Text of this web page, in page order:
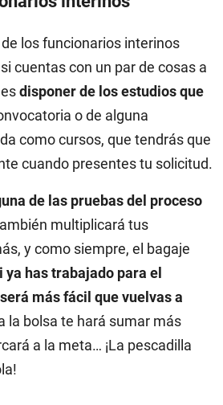
los funcionarios interinos
cuentas con un par de cosas a
disponer de los estudios que
o de alguna
como cursos, que tendrás que
cuando presentes tu solicitud.
de las pruebas del proceso
multiplicará tus
y como siempre, el bagaje
ya has trabajado para el
más fácil que vuelvas a
la bolsa te hará sumar más
a la meta… ¡La pescadilla